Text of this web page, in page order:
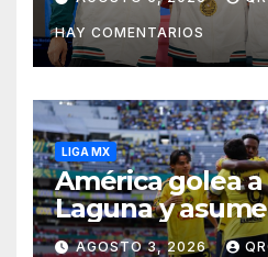
Domingo 2026
HAY COMENTARIOS
LIGA MX
América golea a
Laguna y
del Apertura
AGOSTO 3, 2026